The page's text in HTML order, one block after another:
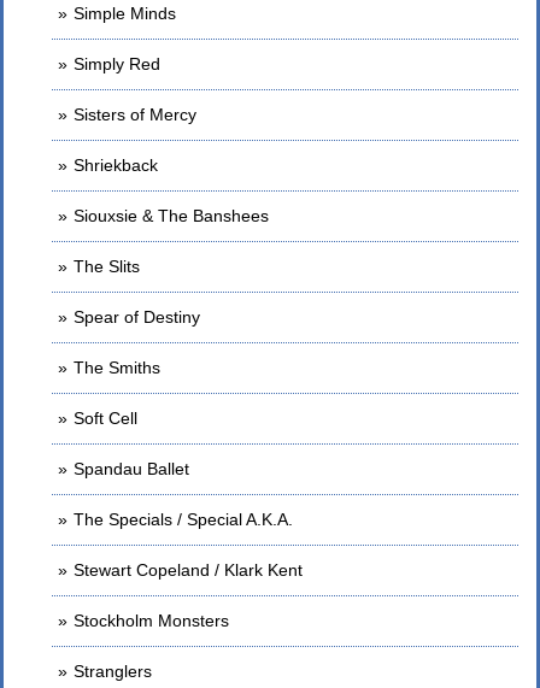
Simple Minds
Simply Red
Sisters of Mercy
Shriekback
Siouxsie & The Banshees
The Slits
Spear of Destiny
The Smiths
Soft Cell
Spandau Ballet
The Specials / Special A.K.A.
Stewart Copeland / Klark Kent
Stockholm Monsters
Stranglers